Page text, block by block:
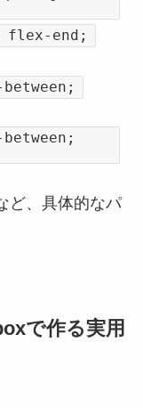
end;
ど、具体的なパ
で作る実用